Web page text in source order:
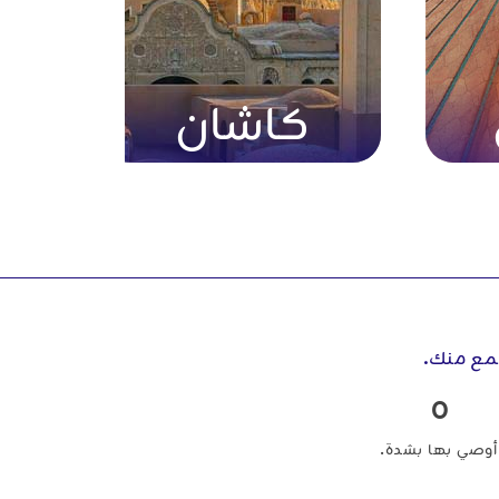
كاشان
منك.
0
أوصي بها بشدة.